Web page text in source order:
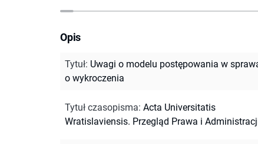
Opis
Tytuł: Uwagi o modelu postępowania w
o wykroczenia
Tytuł czasopisma: Acta Universitatis
Wratislaviensis. Przegląd Prawa i